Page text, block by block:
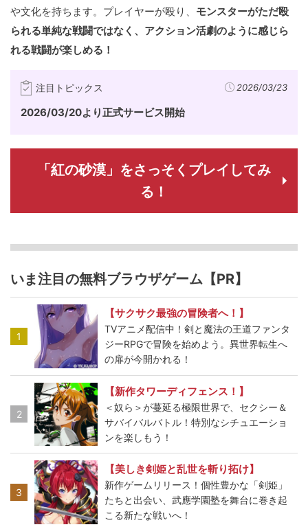
や文化を持ちます。プレイヤーが殴り、 モンスターがただ殴
られる単純な戦闘ではなく、アクション活劇のように感じら
れる戦闘が楽しめる！
注目トピックス 2026/03/23
2026/03/20より正式サービス開始
「紅の砂漠」をさっそくプレイしてみ
る！
いま注目の無料ブラウザゲーム【PR】
1
【サクサク最強の冒険者へ！】
TVアニメ配信中！剣と魔法の王道ファンタ
ジーRPGで冒険を始めよう。異世界転生へ
の扉が今開かれる！
2
【新作タワーディフェンス！】
＜奴ら＞が蔓延る極限世界で、セクシー＆
サバイバルバトル！特別なシチュエーショ
ンを楽しもう！
3
【美しき剣姫と乱世を斬り拓け】
新作ゲームリリース！個性豊かな「剣姫」
たちと出会い、武應学園塾を舞台に巻き起
こる新たな戦いへ！